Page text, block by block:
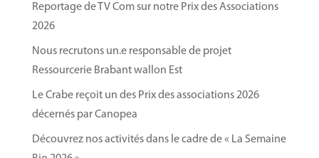
Reportage de TV Com sur notre Prix des Associations
2026
Nous recrutons un.e responsable de projet
Ressourcerie Brabant wallon Est
Le Crabe reçoit un des Prix des associations 2026
décernés par Canopea
Découvrez nos activités dans le cadre de « La Semaine